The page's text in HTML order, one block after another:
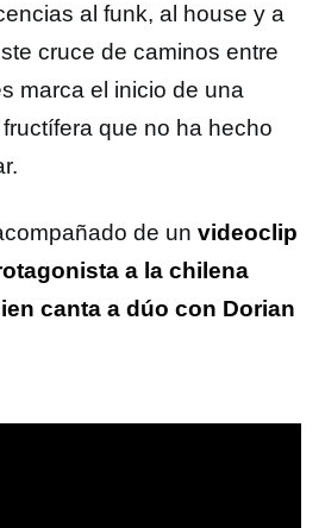
al funk, al house y a
cruce de caminos entre
marca el inicio de una
que no ha hecho
de un videoclip
a la chilena
canta a dúo con Dorian